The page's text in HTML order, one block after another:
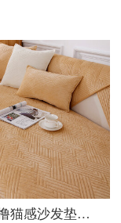
菲梵阁撸猫感沙发垫套装冬款防滑坐垫子加厚简约现代ソファーカバー罩毛フランネル盖布巾冬季 芯晴-卡其 70*70cm一片